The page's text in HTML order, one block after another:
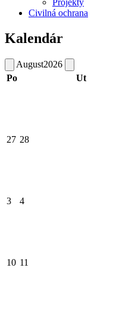
Projekty
Civilná ochrana
Kalendár
August2026
Po
Ut
27 28
3 4
10 11